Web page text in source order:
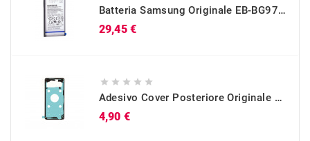
Batteria Samsung Originale EB-BG973ABU Per Galaxy S10 (SM-G973)
29,45 €
    
Adesivo Cover Posteriore Originale Galaxy S10 (SM-G973)
4,90 €